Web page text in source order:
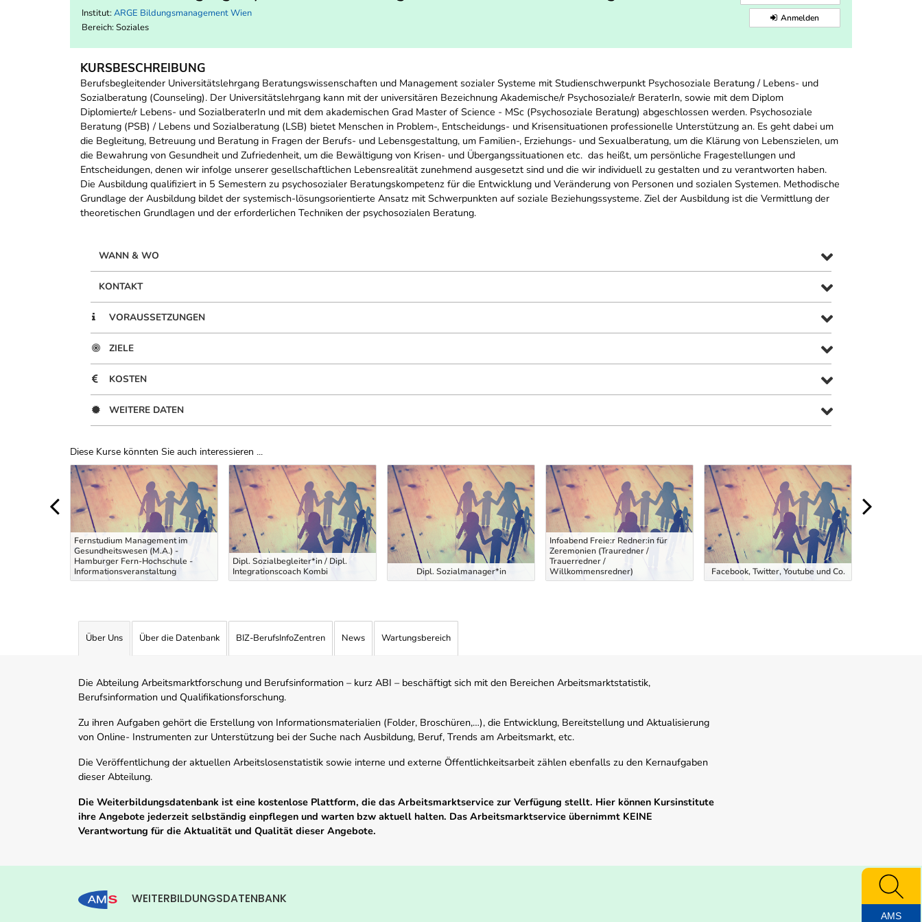
Institut: ARGE Bildungsmanagement Wien
Bereich: Soziales
Anmelden
KURSBESCHREIBUNG
Berufsbegleitender Universitätslehrgang Beratungswissenschaften und Management sozialer Systeme mit Studienschwerpunkt Psychosoziale Beratung / Lebens- und
Sozialberatung (Counseling). Der Universitätslehrgang kann mit der universitären Bezeichnung Akademische/r Psychosoziale/r BeraterIn, sowie mit dem Diplom
Diplomierte/r Lebens- und SozialberaterIn und mit dem akademischen Grad Master of Science - MSc (Psychosoziale Beratung) abgeschlossen werden. Psychosoziale
Beratung (PSB) / Lebens und Sozialberatung (LSB) bietet Menschen in Problem-, Entscheidungs- und Krisensituationen professionelle Unterstützung an. Es geht dabei um
die Begleitung, Betreuung und Beratung in Fragen der Berufs- und Lebensgestaltung, um Familien-, Erziehungs- und Sexualberatung, um die Klärung von Lebenszielen, um
die Bewahrung von Gesundheit und Zufriedenheit, um die Bewältigung von Krisen- und Übergangssituationen etc.  das heißt, um persönliche Fragestellungen und
Entscheidungen, denen wir infolge unserer gesellschaftlichen Lebensrealität zunehmend ausgesetzt sind und die wir individuell zu gestalten und zu verantworten haben.
Die Ausbildung qualifiziert in 5 Semestern zu psychosozialer Beratungskompetenz für die Entwicklung und Veränderung von Personen und sozialen Systemen. Methodische
Grundlage der Ausbildung bildet der systemisch-lösungsorientierte Ansatz mit Schwerpunkten auf soziale Beziehungssysteme. Ziel der Ausbildung ist die Vermittlung der
theoretischen Grundlagen und der erforderlichen Techniken der psychosozialen Beratung.
WANN & WO
KONTAKT
VORAUSSETZUNGEN
ZIELE
KOSTEN
WEITERE DATEN
Diese Kurse könnten Sie auch interessieren ...
Uber Weiterbildungsvorschläge
Fernstudium Management im
Gesundheitswesen (M.A.) -
Hamburger Fern-Hochschule -
Informationsveranstaltung
Dipl. Sozialbegleiter*in / Dipl.
Integrationscoach Kombi
Dipl. Sozialmanager*in
Infoabend Freie:r Redner:in für
Zeremonien (Trauredner /
Trauerredner /
Willkommensredner)
Facebook, Twitter, Youtube und Co.
Über Uns Über die Datenbank BIZ-BerufsInfoZentren News Wartungsbereich
Die Abteilung Arbeitsmarktforschung und Berufsinformation – kurz ABI – beschäftigt sich mit den Bereichen Arbeitsmarktstatistik,
Berufsinformation und Qualifikationsforschung.
Zu ihren Aufgaben gehört die Erstellung von Informationsmaterialien (Folder, Broschüren,…), die Entwicklung, Bereitstellung und Aktualisierung
von Online- Instrumenten zur Unterstützung bei der Suche nach Ausbildung, Beruf, Trends am Arbeitsmarkt, etc.
Die Veröffentlichung der aktuellen Arbeitslosenstatistik sowie interne und externe Öffentlichkeitsarbeit zählen ebenfalls zu den Kernaufgaben
dieser Abteilung.
Die Weiterbildungsdatenbank ist eine kostenlose Plattform, die das Arbeitsmarktservice zur Verfügung stellt. Hier können Kursinstitute
ihre Angebote jederzeit selbständig einpflegen und warten bzw aktuell halten. Das Arbeitsmarktservice übernimmt KEINE
Verantwortung für die Aktualität und Qualität dieser Angebote.
WEITERBILDUNGSDATENBANK
AMS